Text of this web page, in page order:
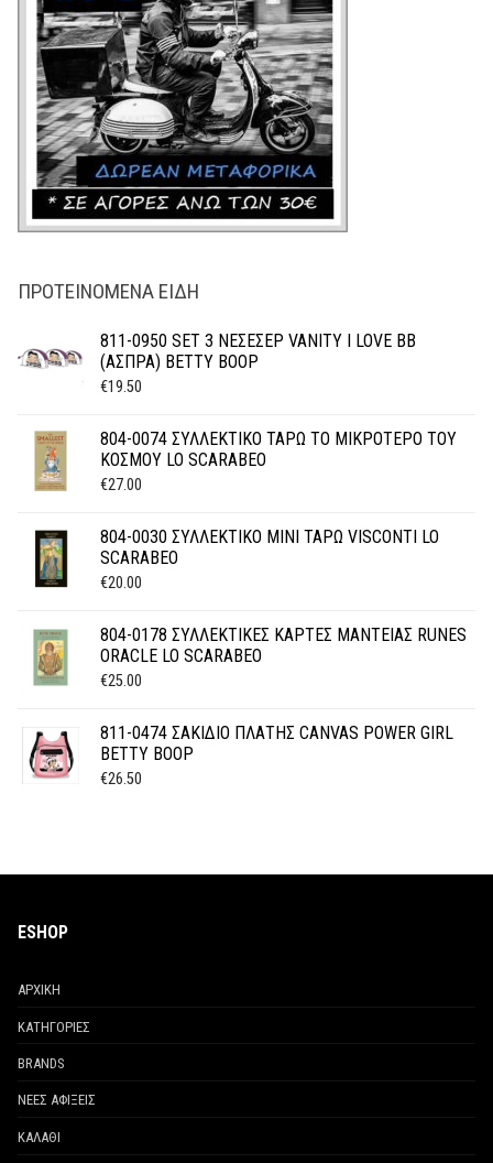
ΠΡΟΤΕΙΝΌΜΕΝΑ ΕΊΔΗ
811-0950 SET 3 ΝΕΣΕΣΕΡ VANITY I LOVE BB
(ΑΣΠΡΑ) BETTY BOOP
€19.50
804-0074 ΣΥΛΛΕΚΤΙΚΟ ΤΑΡΩ ΤΟ ΜΙΚΡΟΤΕΡΟ ΤΟΥ
ΚΟΣΜΟΥ LO SCARABEO
€27.00
804-0030 ΣΥΛΛΕΚΤΙΚΟ MINI ΤΑΡΩ VISCONTI LO
SCARABEO
€20.00
804-0178 ΣΥΛΛΕΚΤΙΚΕΣ ΚΑΡΤΕΣ ΜΑΝΤΕΙΑΣ RUNES
ORACLE LO SCARABEO
€25.00
811-0474 ΣΑΚΙΔΙΟ ΠΛΑΤΗΣ CANVAS POWER GIRL
BETTY BOOP
€26.50
ESHOP
ΑΡΧΙΚΗ
ΚΑΤΗΓΟΡΙΕΣ
BRANDS
ΝΕΕΣ ΑΦΙΞΕΙΣ
ΚΑΛΑΘΙ